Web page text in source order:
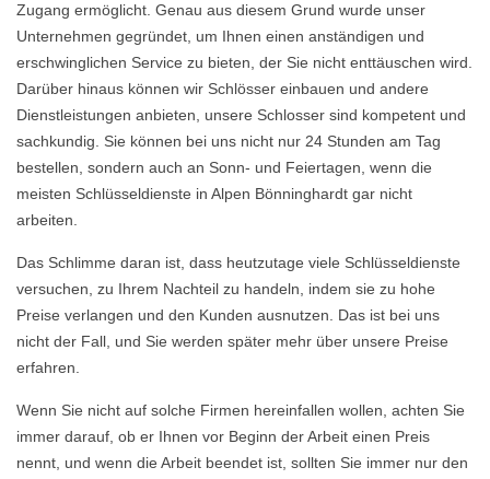
Zugang ermöglicht. Genau aus diesem Grund wurde unser
Unternehmen gegründet, um Ihnen einen anständigen und
erschwinglichen Service zu bieten, der Sie nicht enttäuschen wird.
Darüber hinaus können wir Schlösser einbauen und andere
Dienstleistungen anbieten, unsere Schlosser sind kompetent und
sachkundig. Sie können bei uns nicht nur 24 Stunden am Tag
bestellen, sondern auch an Sonn- und Feiertagen, wenn die
meisten Schlüsseldienste in Alpen Bönninghardt gar nicht
arbeiten.
Das Schlimme daran ist, dass heutzutage viele Schlüsseldienste
versuchen, zu Ihrem Nachteil zu handeln, indem sie zu hohe
Preise verlangen und den Kunden ausnutzen. Das ist bei uns
nicht der Fall, und Sie werden später mehr über unsere Preise
erfahren.
Wenn Sie nicht auf solche Firmen hereinfallen wollen, achten Sie
immer darauf, ob er Ihnen vor Beginn der Arbeit einen Preis
nennt, und wenn die Arbeit beendet ist, sollten Sie immer nur den